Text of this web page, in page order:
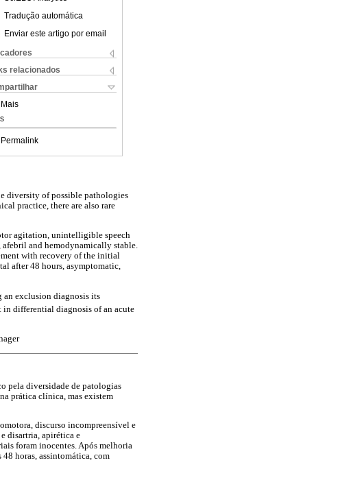
Tradução automática
Enviar este artigo por email
relacionados
Mais
Permalink
diversity of possible pathologies
practice, there are also rare
agitation, unintelligible speech
and hemodynamically stable.
with recovery of the initial
after 48 hours, asymptomatic,
an exclusion diagnosis its
in differential diagnosis of an acute
pela diversidade de patologias
prática clínica, mas existem
discurso incompreensível e
disartria, apirética e
foram inocentes. Após melhoria
horas, assintomática, com